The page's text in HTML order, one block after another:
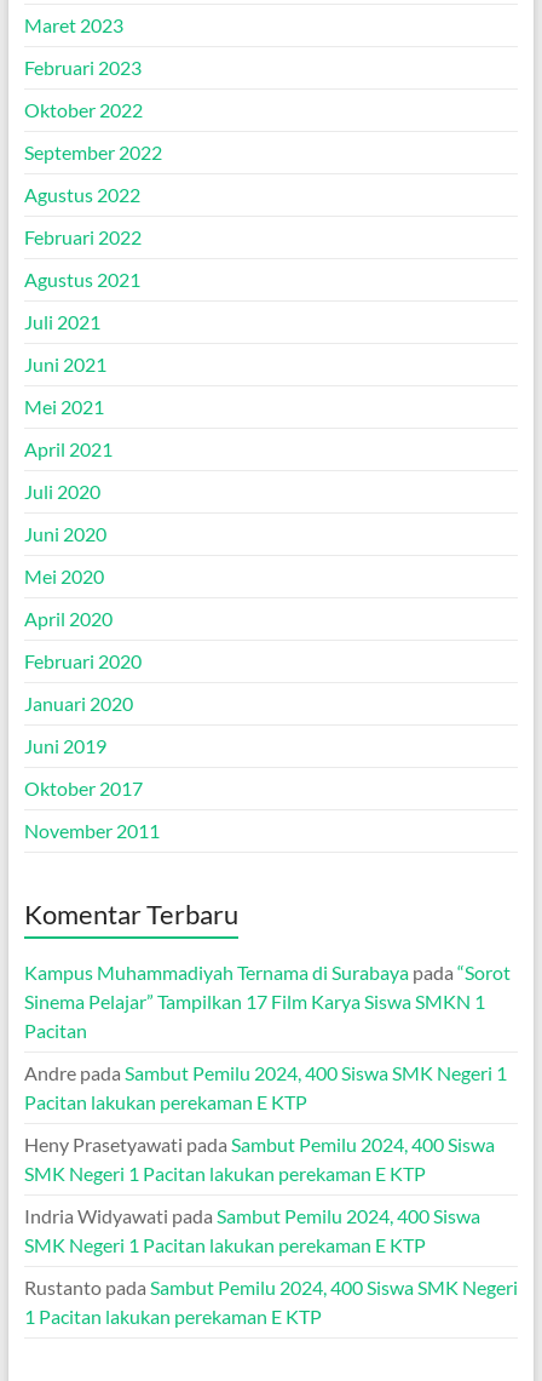
Maret 2023
Februari 2023
Oktober 2022
September 2022
Agustus 2022
Februari 2022
Agustus 2021
Juli 2021
Juni 2021
Mei 2021
April 2021
Juli 2020
Juni 2020
Mei 2020
April 2020
Februari 2020
Januari 2020
Juni 2019
Oktober 2017
November 2011
Komentar Terbaru
Kampus Muhammadiyah Ternama di Surabayapada “Sorot
Sinema Pelajar” Tampilkan 17 Film Karya Siswa SMKN 1
Pacitan
Andrepada Sambut Pemilu 2024, 400 Siswa SMK Negeri 1
Pacitan lakukan perekaman E KTP
Heny Prasetyawati pada Sambut Pemilu 2024, 400 Siswa
SMK Negeri 1 Pacitan lakukan perekaman E KTP
Indria Widyawati pada Sambut Pemilu 2024, 400 Siswa
SMK Negeri 1 Pacitan lakukan perekaman E KTP
Rustantopada Sambut Pemilu 2024, 400 Siswa SMK Negeri
1 Pacitan lakukan perekaman E KTP